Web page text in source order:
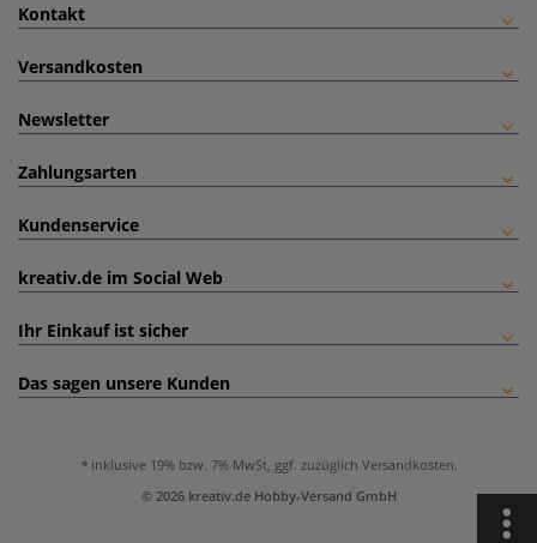
Kontakt
Versandkosten
Newsletter
Zahlungsarten
Kundenservice
kreativ.de im Social Web
Ihr Einkauf ist sicher
Das sagen unsere Kunden
inklusive 19% bzw. 7% MwSt, ggf. zuzüglich Versandkosten.
© 2026 kreativ.de Hobby-Versand GmbH